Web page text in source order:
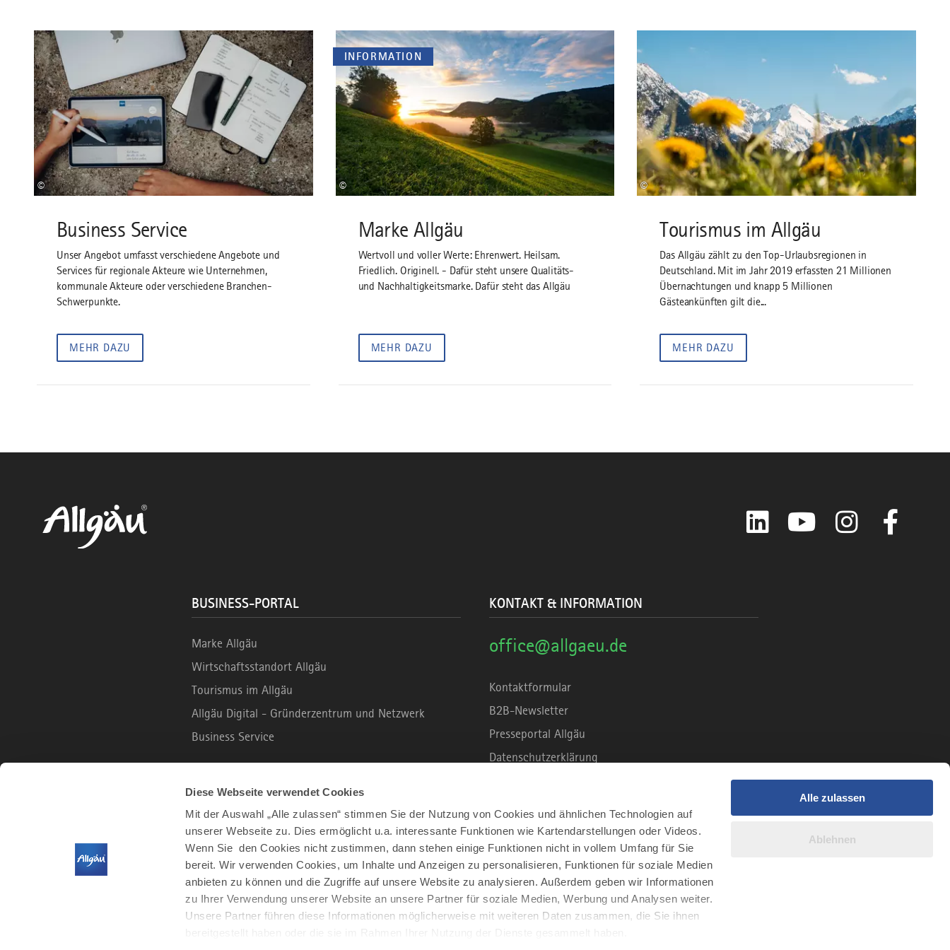
Diese Webseite verwendet Cookies
Mit der Auswahl „Alle zulassen“ stimmen Sie der Nutzung von Cookies und ähnlichen Technologien auf
unserer Webseite zu. Dies ermöglicht u.a. interessante Funktionen wie Kartendarstellungen oder Videos.
Wenn Sie den Cookies nicht zustimmen, dann stehen einige Funktionen nicht in vollem Umfang für Sie
bereit. Wir verwenden Cookies, um Inhalte und Anzeigen zu personalisieren, Funktionen für soziale Medien
anbieten zu können und die Zugriffe auf unsere Website zu analysieren. Außerdem geben wir Informationen
zu Ihrer Verwendung unserer Website an unsere Partner für soziale Medien, Werbung und Analysen weiter.
Unsere Partner führen diese Informationen möglicherweise mit weiteren Daten zusammen, die Sie ihnen
Alle zulassen
Ablehnen
©
Business Service
Unser Angebot umfasst verschiedene Angebote und
Services für regionale Akteure wie Unternehmen,
kommunale Akteure oder verschiedene Branchen-
Schwerpunkte.
MEHR DAZU
INFORMATION
©
Marke Allgäu
Wertvoll und voller Werte: Ehrenwert. Heilsam.
Friedlich. Originell. - Dafür steht unsere Qualitäts-
und Nachhaltigkeitsmarke. Dafür steht das Allgäu
MEHR DAZU
©
Tourismus im Allgäu
Das Allgäu zählt zu den Top-Urlaubsregionen in
Deutschland. Mit im Jahr 2019 erfassten 21 Millionen
Übernachtungen und knapp 5 Millionen
Gästeankünften gilt die...
MEHR DAZU
LinkedIn YouTube Instagram
BUSINESS-PORTAL
Marke Allgäu
Wirtschaftsstandort Allgäu
Tourismus im Allgäu
Allgäu Digital - Gründerzentrum und Netzwerk
Business Service
B2C PORTAL
Urlaub und Freizeit
Leben und Arbeiten
Der Allgäu Podcast
KONTAKT & INFORMATION
office@allgaeu.de
Kontaktformular
B2B-Newsletter
Presseportal Allgäu
Datenschutzerklärung
Unsere Haltung zu Künstlicher Intelligenz
Impressum